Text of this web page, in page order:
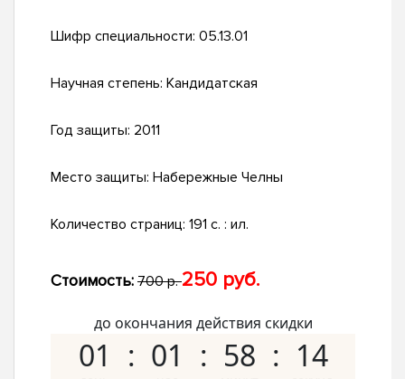
Шифр специальности: 05.13.01
Научная степень: Кандидатская
Год защиты: 2011
Место защиты: Набережные Челны
Количество страниц: 191 с. : ил.
Стоимость: 700 р.250 руб.
до окончания действия скидки
01 01 58 13